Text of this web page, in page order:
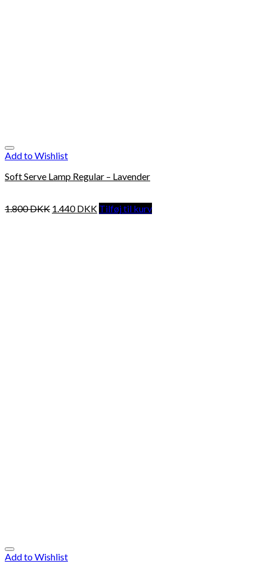
Add to Wishlist
Soft Serve Lamp Regular – Lavender
1.800DKK 1.440DKK Tilføj til kurv
Add to Wishlist